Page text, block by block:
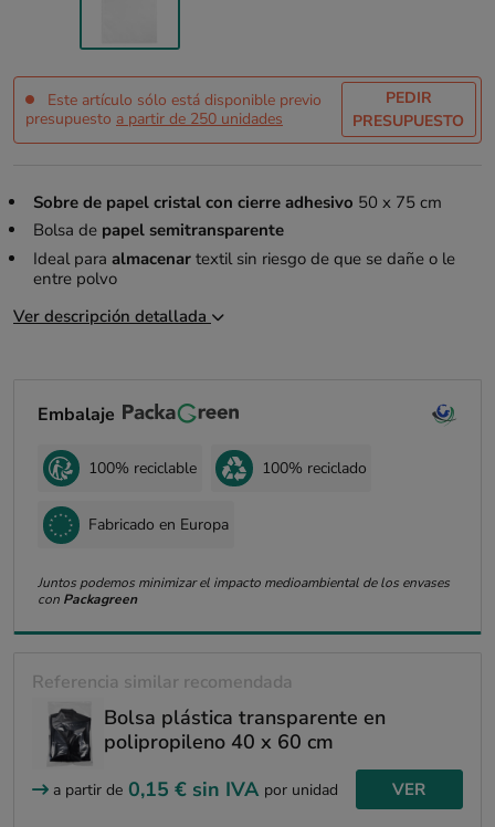
Este artículo sólo está disponible previo
presupuesto a partir de 250 unidades
PEDIR
PRESUPUESTO
Sobre de papel cristal con cierre adhesivo 50 x 75 cm
Bolsa de papel semitransparente
Ideal para almacenartextil sin riesgo de que se dañe o le
entre polvo
Ver descripción detallada
Embalaje
100% reciclable 100% reciclado
Fabricado en Europa
Juntos podemos minimizar el impacto medioambiental de los envases
con Packagreen
Referencia similar recomendada
Bolsa plástica transparente en
polipropileno 40 x 60 cm
a partir de 0,15 € sin IVA por unidad VER